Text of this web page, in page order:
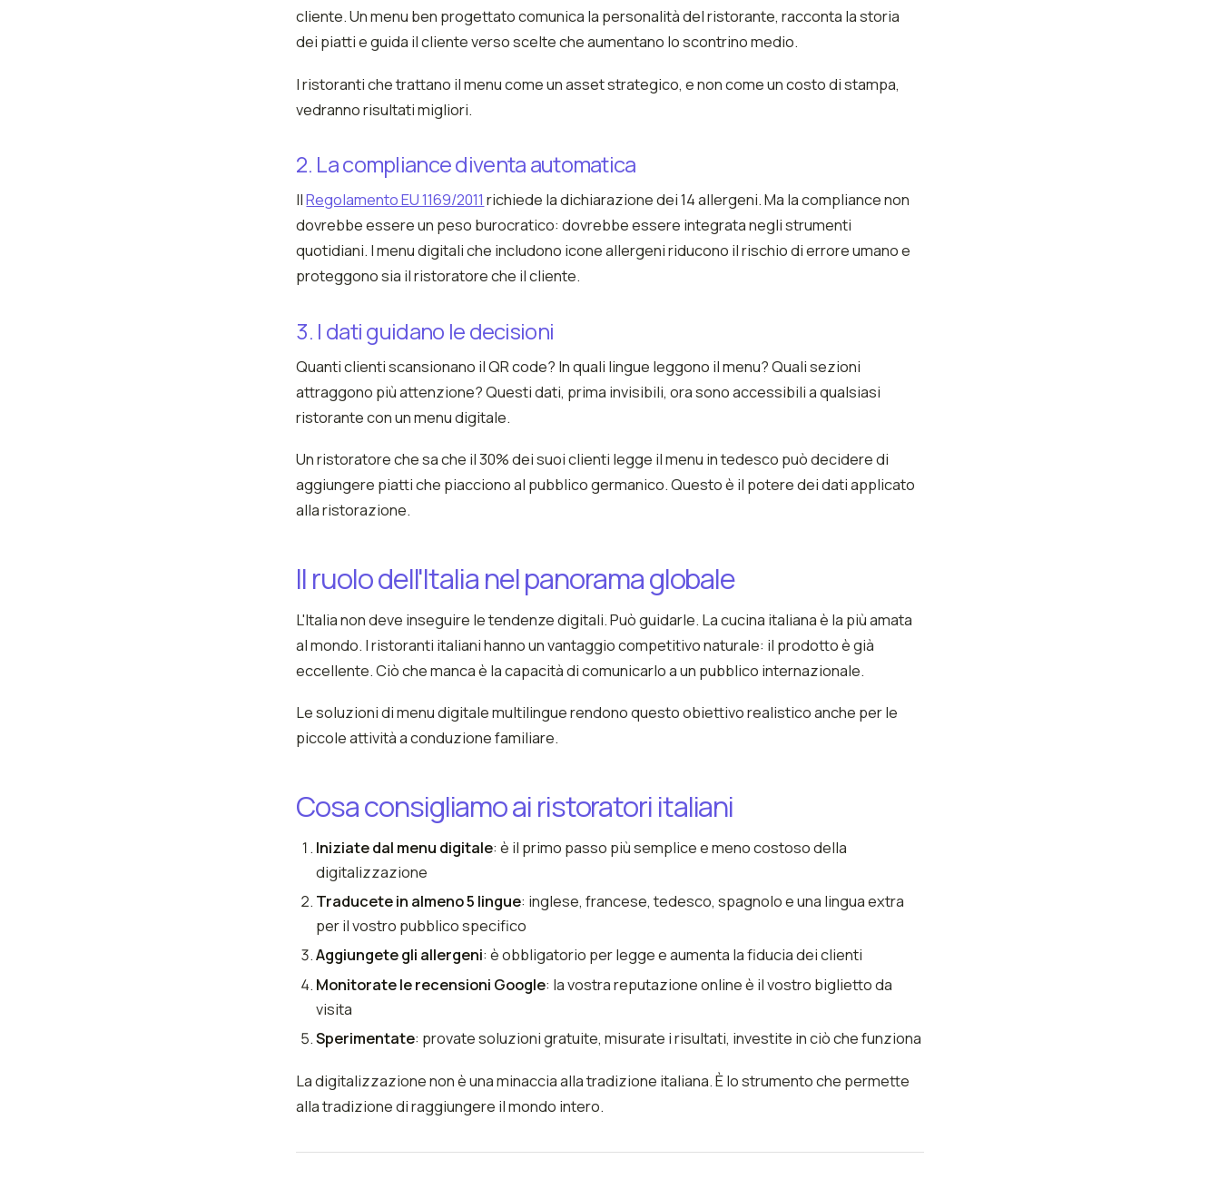
cliente. Un menu ben progettato comunica la personalità del ristorante, racconta la storia
dei piatti e guida il cliente verso scelte che aumentano lo scontrino medio.
I ristoranti che trattano il menu come un asset strategico, e non come un costo di stampa,
vedranno risultati migliori.
2. La compliance diventa automatica
IlRegolamento EU 1169/2011 richiede la dichiarazione dei 14 allergeni. Ma la compliance non
dovrebbe essere un peso burocratico: dovrebbe essere integrata negli strumenti
quotidiani. I menu digitali che includono icone allergeni riducono il rischio di errore umano e
proteggono sia il ristoratore che il cliente.
3. I dati guidano le decisioni
Quanti clienti scansionano il QR code? In quali lingue leggono il menu? Quali sezioni
attraggono più attenzione? Questi dati, prima invisibili, ora sono accessibili a qualsiasi
ristorante con un menu digitale.
Un ristoratore che sa che il 30% dei suoi clienti legge il menu in tedesco può decidere di
aggiungere piatti che piacciono al pubblico germanico. Questo è il potere dei dati applicato
alla ristorazione.
Il ruolo dell'Italia nel panorama globale
L'Italia non deve inseguire le tendenze digitali. Può guidarle. La cucina italiana è la più amata
al mondo. I ristoranti italiani hanno un vantaggio competitivo naturale: il prodotto è già
eccellente. Ciò che manca è la capacità di comunicarlo a un pubblico internazionale.
Le soluzioni di menu digitale multilingue rendono questo obiettivo realistico anche per le
piccole attività a conduzione familiare.
Cosa consigliamo ai ristoratori italiani
Iniziate dal menu digitale: è il primo passo più semplice e meno costoso della
digitalizzazione
Traducete in almeno 5 lingue: inglese, francese, tedesco, spagnolo e una lingua extra
per il vostro pubblico specifico
Aggiungete gli allergeni: è obbligatorio per legge e aumenta la fiducia dei clienti
Monitorate le recensioni Google: la vostra reputazione online è il vostro biglietto da
visita
Sperimentate: provate soluzioni gratuite, misurate i risultati, investite in ciò che funziona
La digitalizzazione non è una minaccia alla tradizione italiana. È lo strumento che permette
alla tradizione di raggiungere il mondo intero.